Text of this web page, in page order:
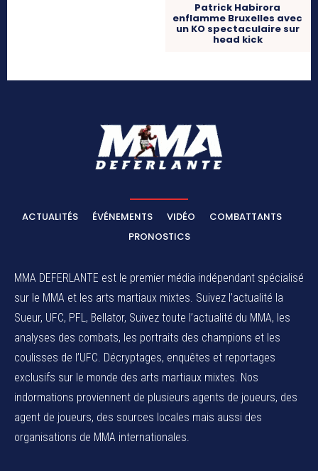
Patrick Habirora
enflamme Bruxelles avec
un KO spectaculaire sur
head kick
ACTUALITÉS ÉVÉNEMENTS VIDÉO
COMBATTANTS
PRONOSTICS
MMA DEFERLANTE est le premier média indépendant spécialisé
sur le MMA et les arts martiaux mixtes. Suivez l’actualité la
Sueur, UFC, PFL, Bellator, Suivez toute l’actualité du MMA, les
analyses des combats, les portraits des champions et les
coulisses de l’UFC. Décryptages, enquêtes et reportages
exclusifs sur le monde des arts martiaux mixtes. Nos
indormations proviennent de plusieurs agents de joueurs, des
agent de joueurs, des sources locales mais aussi des
organisations de MMA internationales.